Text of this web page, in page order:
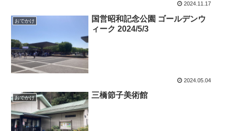
2024.11.17
おでかけ
国営昭和記念公園 ゴールデンウ
ィーク 2024/5/3
2024.05.04
おでかけ 三橋節子美術館